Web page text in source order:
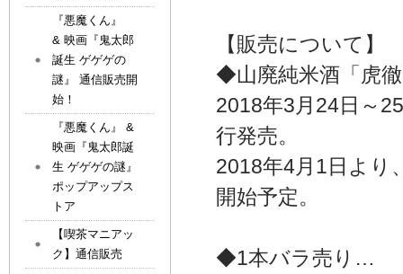
【販売について】
◆山廃純米酒「虎
2018年3月24日～
行発売。
2018年4月1日より
開始予定。
◆1本バラ売り…
『悪魔くん』
& 映画『鬼太郎
誕生 ゲゲゲの
謎』 通信販売開
始！
『悪魔くん』 &
映画『鬼太郎誕
生 ゲゲゲの謎』
ポップアップス
トア
【喫茶マニアッ
ク】通信販売